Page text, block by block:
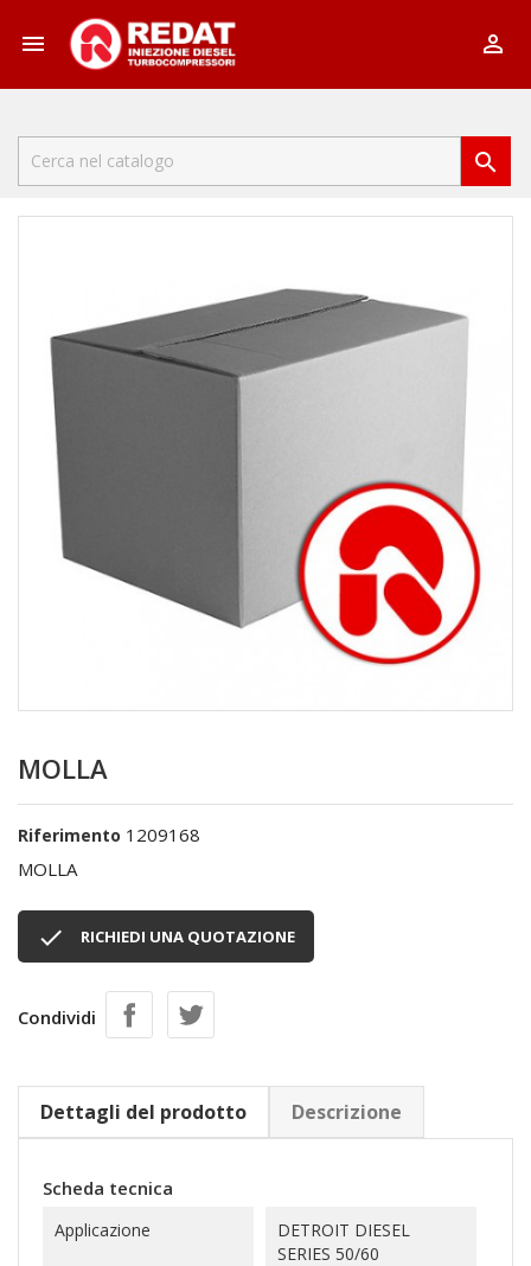
 

MOLLA
Riferimento 1209168
MOLLA
 RICHIEDI UNA QUOTAZIONE
Condividi
Dettagli del prodotto Descrizione
Scheda tecnica
Applicazione
DETROIT DIESEL
SERIES 50/60